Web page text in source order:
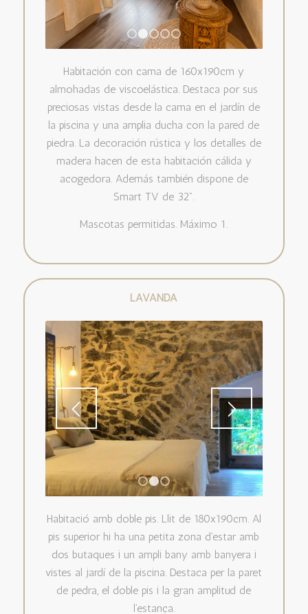
1 2 3 4 5
Habitación con cama de 160x190cm y
almohadas de viscoelástica. Destaca por sus
preciosas vistas desde la cama en el jardín de
la piscina y una amplia ducha con la pared de
piedra. La decoración rústica y los detalles de
madera hacen de esta habitación cálida y
acogedora. Además también dispone de
Smart TV de 32”.
Mascotas permitidas. Máximo 1.
LAVANDA
1 3
Habitació amb doble pis. Llit de 180x190cm. Al
pis superior hi ha una petita zona d’estar amb
dos butaques i un ampli bany amb banyera i
vistes al jardí de la piscina. Destaca per la paret
de pedra, el doble pis i la gran amplitud de
l’estança.